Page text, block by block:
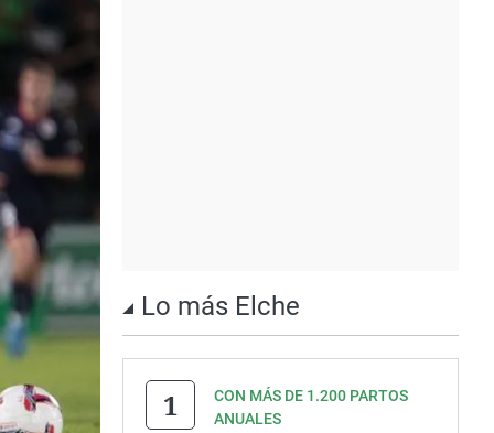
Lo más Elche
CON MÁS DE 1.200 PARTOS
ANUALES